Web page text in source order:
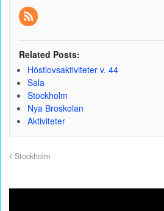
Related Posts:
Höstlovsaktiviteter v. 44
Sala
Stockholm
Nya Broskolan
Aktiviteter
Stockholm